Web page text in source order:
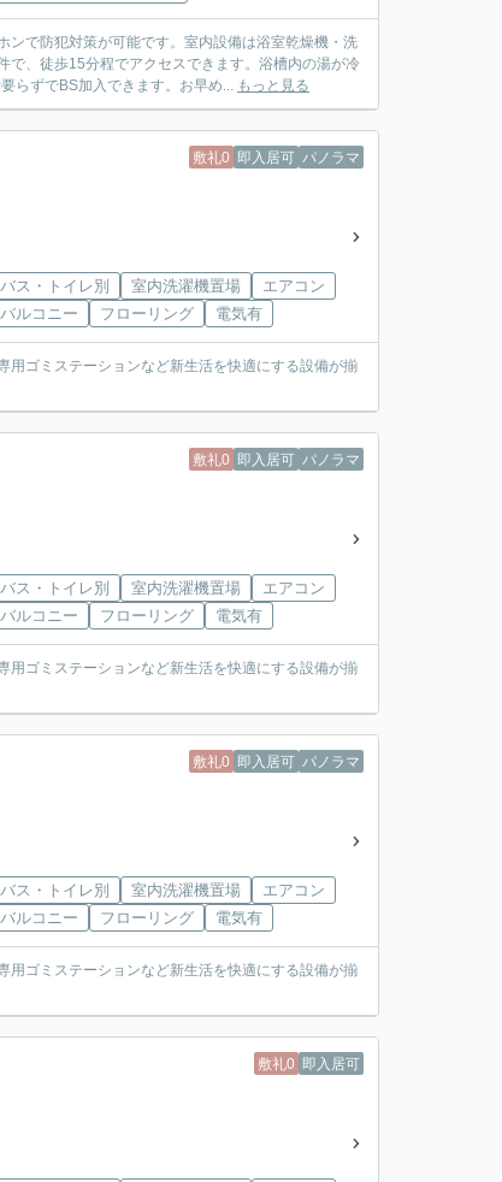
ンで防犯対策が可能です。室内設備は浴室乾燥機・洗
で、徒歩15分程でアクセスできます。浴槽内の湯が冷
らずでBS加入できます。お早め... もっと見る
敷礼0 即入居可 パノラマ
バス・トイレ別 室内洗濯機置場
エアコン
バルコニー
フローリング 電気有
用ゴミステーションなど新生活を快適にする設備が揃
敷礼0 即入居可 パノラマ
バス・トイレ別 室内洗濯機置場
エアコン
バルコニー
フローリング 電気有
用ゴミステーションなど新生活を快適にする設備が揃
敷礼0 即入居可 パノラマ
バス・トイレ別 室内洗濯機置場
エアコン
バルコニー
フローリング 電気有
用ゴミステーションなど新生活を快適にする設備が揃
敷礼0 即入居可